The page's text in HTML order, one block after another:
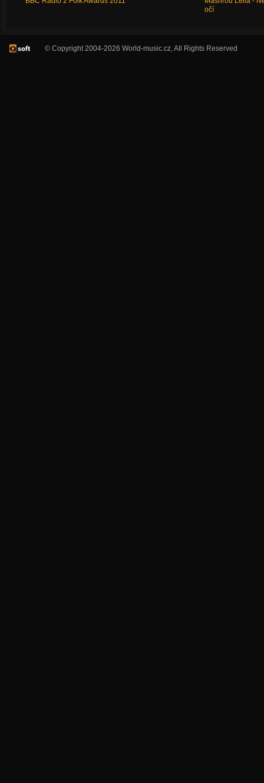
očí
© Copyright 2004-2026 World-music.cz, All Rights Reserved